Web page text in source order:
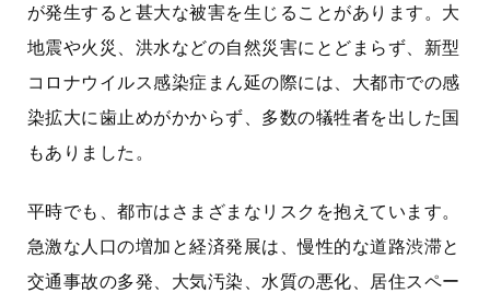
が発生すると甚大な被害を生じることがあります。大
地震や火災、洪水などの自然災害にとどまらず、新型
コロナウイルス感染症まん延の際には、大都市での感
染拡大に歯止めがかからず、多数の犠牲者を出した国
もありました。
平時でも、都市はさまざまなリスクを抱えています。
急激な人口の増加と経済発展は、慢性的な道路渋滞と
交通事故の多発、大気汚染、水質の悪化、居住スペー